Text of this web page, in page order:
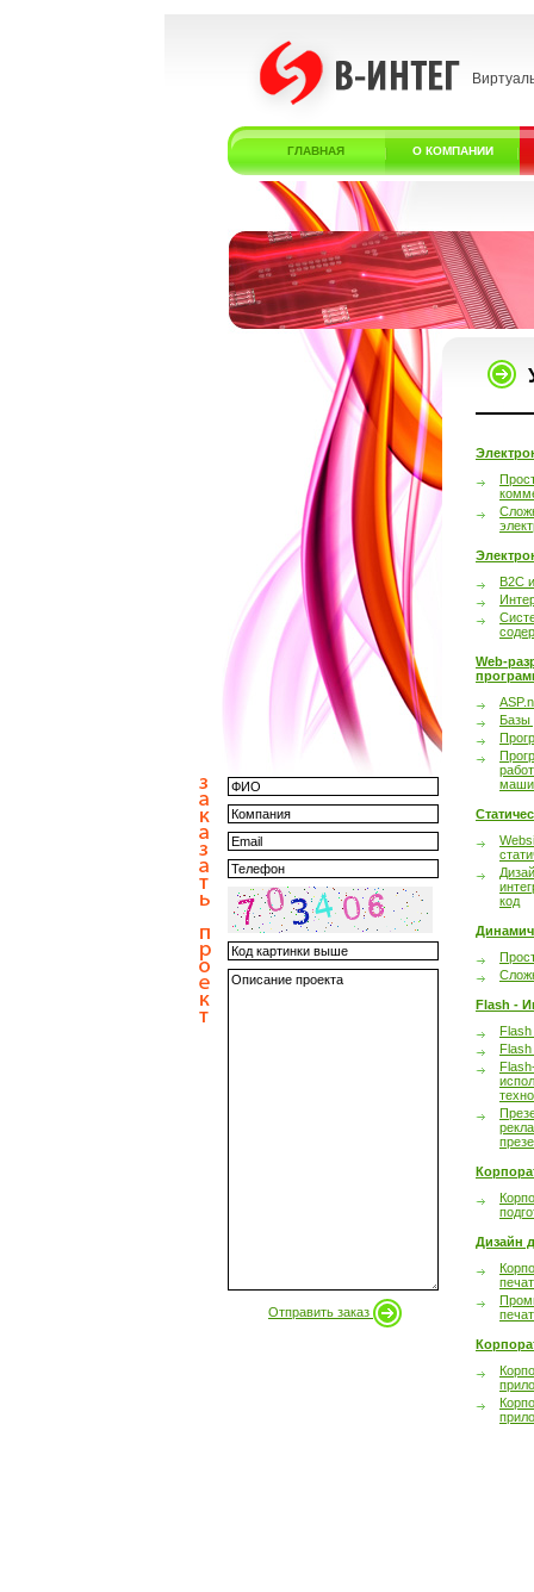
ГЛАВНАЯ О КОМПАНИИ
Отправить заказ
B2C
Web-
Базы
код
Flash -
Flash
Дизайн